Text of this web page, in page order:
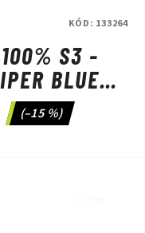
S3 -
BLUE
LENS
(–15 %)
KÓD: 133264